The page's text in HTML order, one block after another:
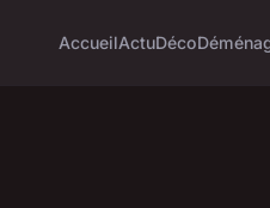
AccueilActuDéco